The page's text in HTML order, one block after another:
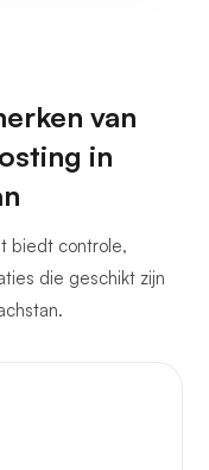
van
in
biedt controle,
die geschikt zijn